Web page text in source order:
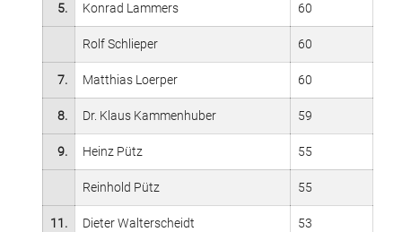
5. Konrad Lammers 60
Rolf Schlieper 60
7. Matthias Loerper 60
8. Dr. Klaus Kammenhuber 59
9. Heinz Pütz 55
Reinhold Pütz 55
11. Dieter Walterscheidt 53